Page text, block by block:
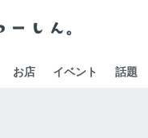
お店 イベント 話題